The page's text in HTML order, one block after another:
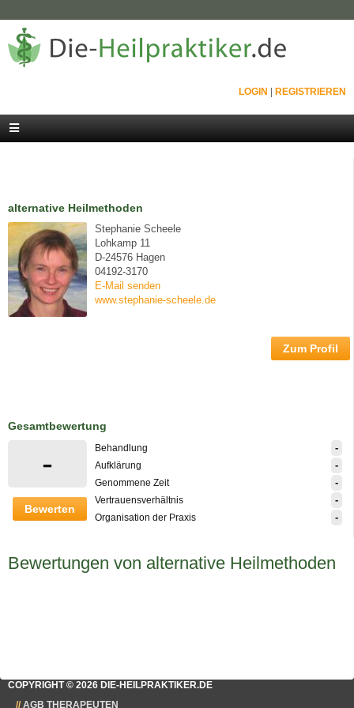
LOGIN REGISTRIEREN
alternative Heilmethoden
Stephanie Scheele
Lohkamp 11
D-24576 Hagen
04192-3170
E-Mail senden
www.stephanie-scheele.de
Zum Profil
Gesamtbewertung
-
Bewerten
Behandlung -
Aufklärung -
Genommene Zeit -
Vertrauensverhältnis -
Organisation der Praxis -
Bewertungen von alternative Heilmethoden
COPYRIGHT © 2026 DIE-HEILPRAKTIKER.DE
AGB THERAPEUTEN